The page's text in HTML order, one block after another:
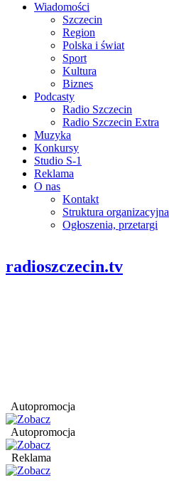
Wiadomości
Szczecin
Region
Polska i świat
Sport
Kultura
Biznes
Podcasty
Radio Szczecin
Radio Szczecin Extra
Muzyka
Konkursy
Studio S-1
Reklama
O nas
Kontakt
Struktura organizacyjna
Ogłoszenia, przetargi
radioszczecin.tv
Autopromocja
Autopromocja
Reklama